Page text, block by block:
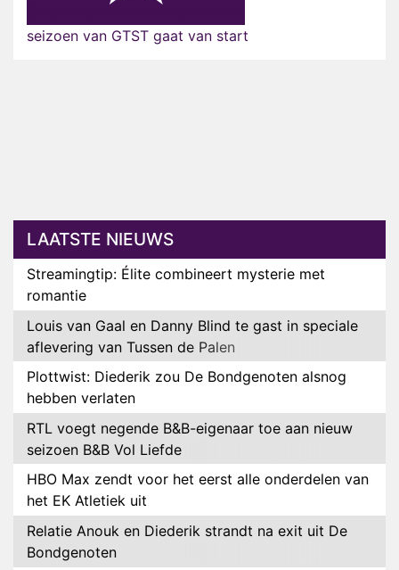
seizoen van GTST gaat van start
LAATSTE NIEUWS
Streamingtip: Élite combineert mysterie met
romantie
Louis van Gaal en Danny Blind te gast in speciale
aflevering van Tussen de Palen
Plottwist: Diederik zou De Bondgenoten alsnog
hebben verlaten
RTL voegt negende B&B-eigenaar toe aan nieuw
seizoen B&B Vol Liefde
HBO Max zendt voor het eerst alle onderdelen van
het EK Atletiek uit
Relatie Anouk en Diederik strandt na exit uit De
Bondgenoten